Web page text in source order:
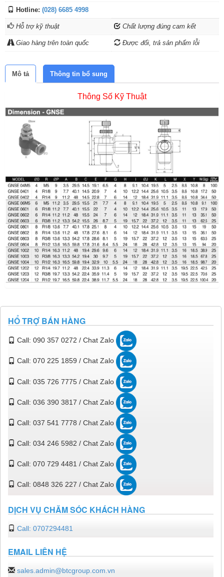
Hotline: (028) 6685 4998
Hỗ trợ kỹ thuật Chất lượng đúng cam kết
Giao hàng trên toàn quốc Được đổi, trả sản phẩm lỗi
Mô tả Thông tin bổ sung
Thông Số Kỹ Thuật
HỔ TRỢ BÁN HÀNG
Call: 090 357 0272 / Chat Zalo
Call: 070 225 1859 / Chat Zalo
Call: 035 726 7775 / Chat Zalo
Call: 036 390 3817 / Chat Zalo
Call: 037 541 7778 / Chat Zalo
Call: 034 246 5982 / Chat Zalo
Call: 070 729 4481 / Chat Zalo
Call: 0848 326 227 / Chat Zalo
DỊCH VỤ CHĂM SÓC KHÁCH HÀNG
Call: 0707294481
EMAIL LIÊN HỆ
sales.admin@btcgroup.com.vn